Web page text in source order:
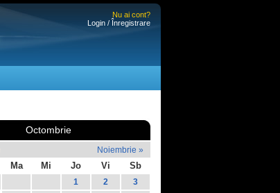
Nu ai cont?
Login / Înregistrare
Octombrie
Noiembrie »
Ma Mi Jo Vi Sb
1 2
3